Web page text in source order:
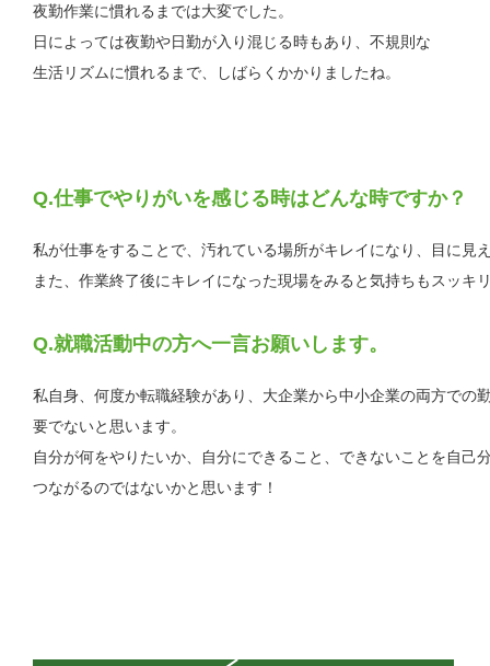
夜勤作業に慣れるまでは大変でした。
日によっては夜勤や日勤が入り混じる時もあり、不規則な
生活リズムに慣れるまで、しばらくかかりましたね。
仕事でやりがいを感じる時はどんな時ですか？
私が仕事をすることで、汚れている場所がキレイになり、目に見
また、作業終了後にキレイになった現場をみると気持ちもスッキ
就職活動中の方へ一言お願いします。
私自身、何度か転職経験があり、大企業から中小企業の両方での
要でないと思います。
自分が何をやりたいか、自分にできること、できないことを自己
つながるのではないかと思います！